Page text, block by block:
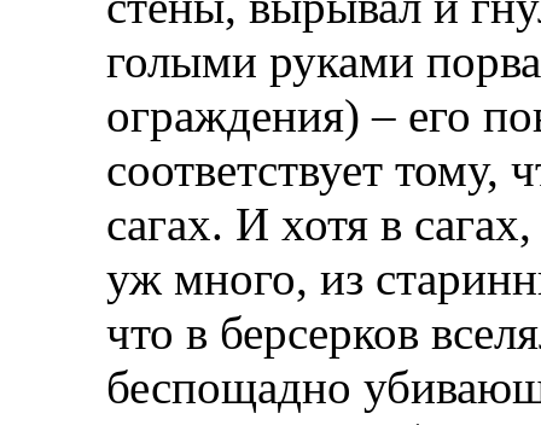
голыми руками
ограждения) – его
соответствует тому,
сагах. И хотя в
уж много, из
что в берсерков
беспощадно